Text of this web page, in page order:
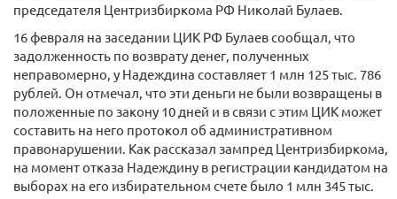
председателя Центризбиркома РФ Николай Булаев.
16 февраля на заседании ЦИК РФ Булаев сообщал, что
задолженность по возврату денег, полученных
неправомерно, у Надеждина составляет 1 млн 125 тыс. 786
рублей. Он отмечал, что эти деньги не были возвращены в
положенные по закону 10 дней и в связи с этим ЦИК может
составить на него протокол об административном
правонарушении. Как рассказал зампред Центризбиркома,
на момент отказа Надеждину в регистрации кандидатом на
выборах на его избирательном счете было 1 млн 345 тыс.